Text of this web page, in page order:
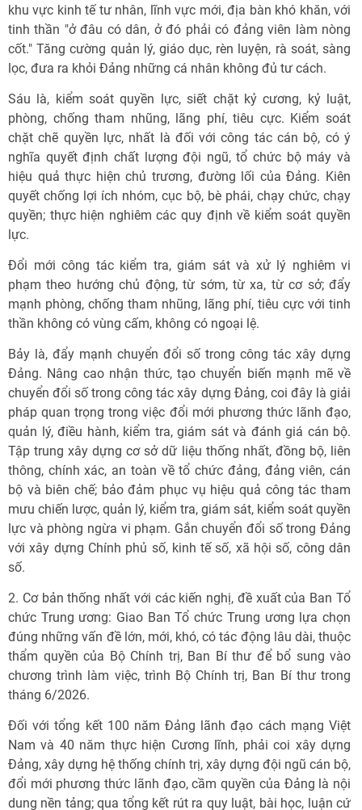
khu vực kinh tế tư nhân, lĩnh vực mới, địa bàn khó khăn, với
tinh thần "ở đâu có dân, ở đó phải có đảng viên làm nòng
cốt." Tăng cường quản lý, giáo dục, rèn luyện, rà soát, sàng
lọc, đưa ra khỏi Đảng những cá nhân không đủ tư cách.
Sáu là, kiểm soát quyền lực, siết chặt kỷ cương, kỷ luật,
phòng, chống tham nhũng, lãng phí, tiêu cực. Kiểm soát
chặt chẽ quyền lực, nhất là đối với công tác cán bộ, có ý
nghĩa quyết định chất lượng đội ngũ, tổ chức bộ máy và
hiệu quả thực hiện chủ trương, đường lối của Đảng. Kiên
quyết chống lợi ích nhóm, cục bộ, bè phái, chạy chức, chạy
quyền; thực hiện nghiêm các quy định về kiểm soát quyền
lực.
Đổi mới công tác kiểm tra, giám sát và xử lý nghiêm vi
phạm theo hướng chủ động, từ sớm, từ xa, từ cơ sở; đẩy
mạnh phòng, chống tham nhũng, lãng phí, tiêu cực với tinh
thần không có vùng cấm, không có ngoại lệ.
Bảy là, đẩy mạnh chuyển đổi số trong công tác xây dựng
Đảng. Nâng cao nhận thức, tạo chuyển biến mạnh mẽ về
chuyển đổi số trong công tác xây dựng Đảng, coi đây là giải
pháp quan trọng trong việc đổi mới phương thức lãnh đạo,
quản lý, điều hành, kiểm tra, giám sát và đánh giá cán bộ.
Tập trung xây dựng cơ sở dữ liệu thống nhất, đồng bộ, liên
thông, chính xác, an toàn về tổ chức đảng, đảng viên, cán
bộ và biên chế; bảo đảm phục vụ hiệu quả công tác tham
mưu chiến lược, quản lý, kiểm tra, giám sát, kiểm soát quyền
lực và phòng ngừa vi phạm. Gắn chuyển đổi số trong Đảng
với xây dựng Chính phủ số, kinh tế số, xã hội số, công dân
số.
2. Cơ bản thống nhất với các kiến nghị, đề xuất của Ban Tổ
chức Trung ương: Giao Ban Tổ chức Trung ương lựa chọn
đúng những vấn đề lớn, mới, khó, có tác động lâu dài, thuộc
thẩm quyền của Bộ Chính trị, Ban Bí thư để bổ sung vào
chương trình làm việc, trình Bộ Chính trị, Ban Bí thư trong
tháng 6/2026.
Đối với tổng kết 100 năm Đảng lãnh đạo cách mạng Việt
Nam và 40 năm thực hiện Cương lĩnh, phải coi xây dựng
Đảng, xây dựng hệ thống chính trị, xây dựng đội ngũ cán bộ,
đổi mới phương thức lãnh đạo, cầm quyền của Đảng là nội
dung nền tảng; qua tổng kết rút ra quy luật, bài học, luận cứ